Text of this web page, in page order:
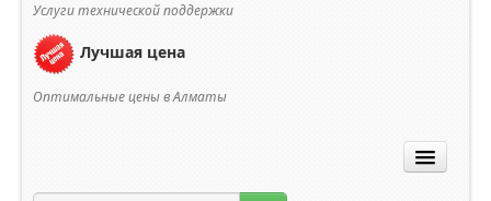
Услуги технической поддержки
Лучшая цена
Оптимальные цены в Алматы